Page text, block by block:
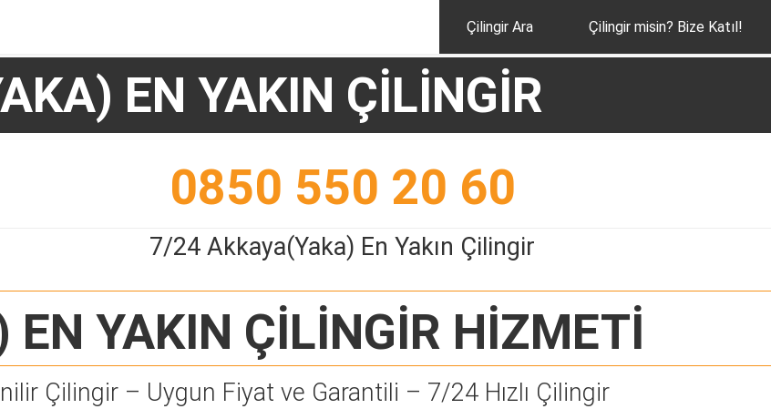
Çilingir Ara Çilingir misin? Bize Katıl!
EN YAKIN ÇİLİNGİR
0850 550 20 60
7/24 Akkaya(Yaka) En Yakın Çilingir
YAKIN ÇİLİNGİR HİZMETİ
Çilingir – Uygun Fiyat ve Garantili – 7/24 Hızlı Çilingir